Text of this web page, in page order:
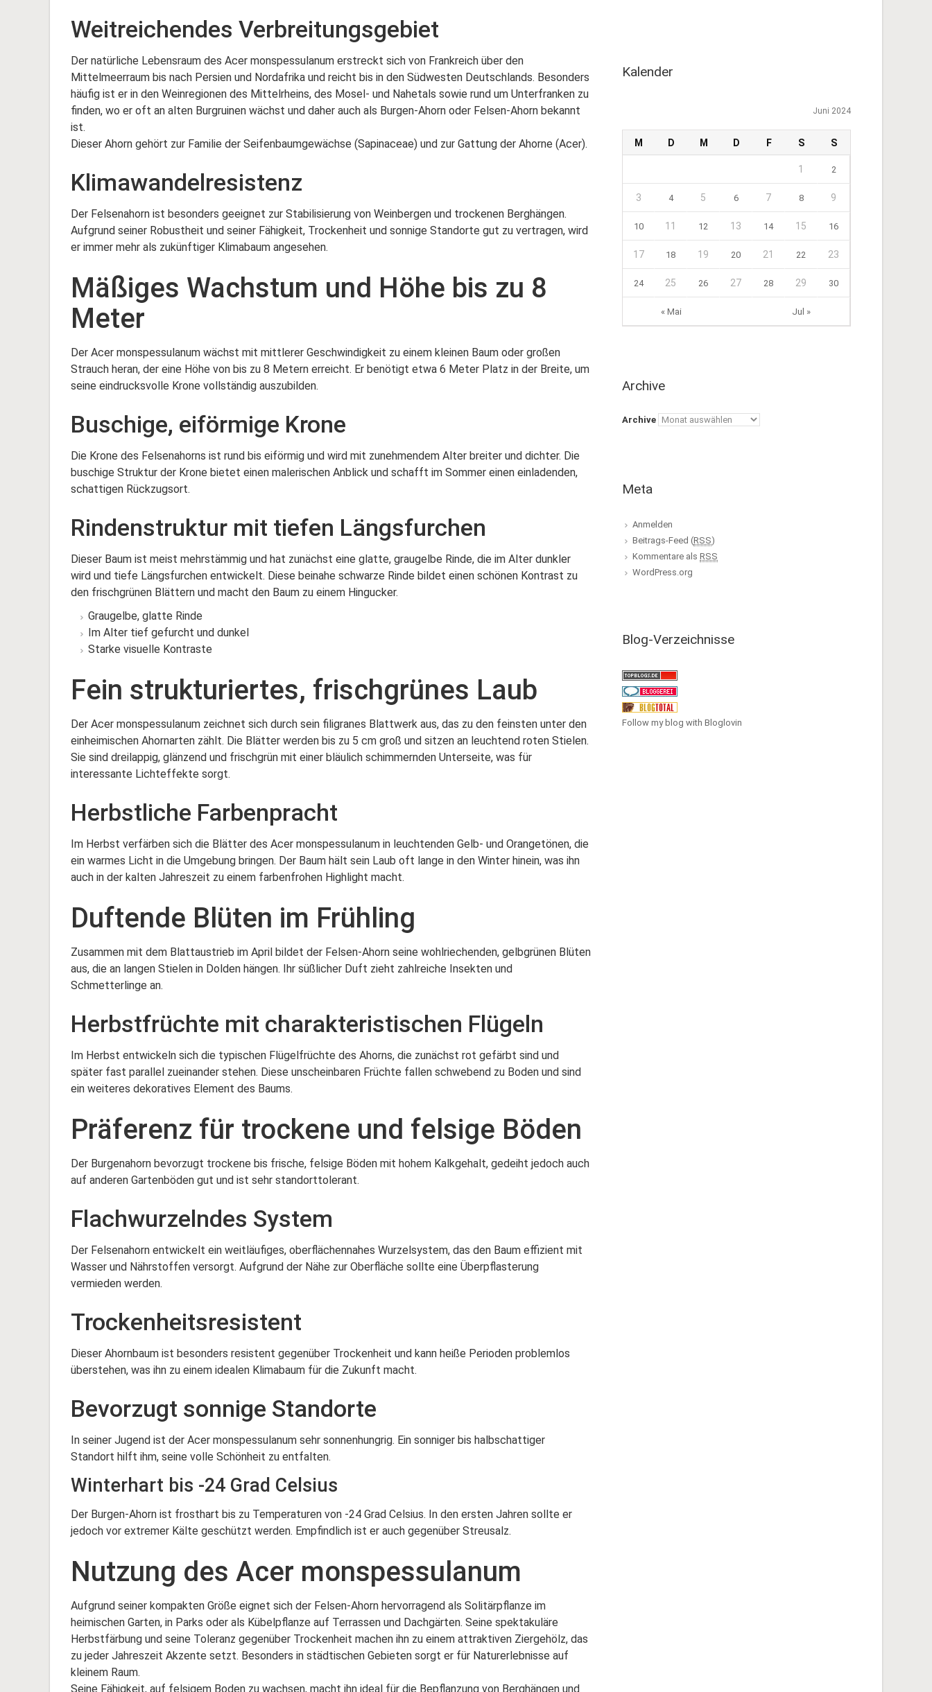
Weitreichendes Verbreitungsgebiet
Der natürliche Lebensraum des Acer monspessulanum erstreckt sich von Frankreich über den
Mittelmeerraum bis nach Persien und Nordafrika und reicht bis in den Südwesten Deutschlands. Besonders
häufig ist er in den Weinregionen des Mittelrheins, des Mosel- und Nahetals sowie rund um Unterfranken zu
finden, wo er oft an alten Burgruinen wächst und daher auch als Burgen-Ahorn oder Felsen-Ahorn bekannt
ist.
Dieser Ahorn gehört zur Familie der Seifenbaumgewächse (Sapinaceae) und zur Gattung der Ahorne (Acer).
Klimawandelresistenz
Der Felsenahorn ist besonders geeignet zur Stabilisierung von Weinbergen und trockenen Berghängen.
Aufgrund seiner Robustheit und seiner Fähigkeit, Trockenheit und sonnige Standorte gut zu vertragen, wird
er immer mehr als zukünftiger Klimabaum angesehen.
Mäßiges Wachstum und Höhe bis zu 8
Meter
Der Acer monspessulanum wächst mit mittlerer Geschwindigkeit zu einem kleinen Baum oder großen
Strauch heran, der eine Höhe von bis zu 8 Metern erreicht. Er benötigt etwa 6 Meter Platz in der Breite, um
seine eindrucksvolle Krone vollständig auszubilden.
Buschige, eiförmige Krone
Die Krone des Felsenahorns ist rund bis eiförmig und wird mit zunehmendem Alter breiter und dichter. Die
buschige Struktur der Krone bietet einen malerischen Anblick und schafft im Sommer einen einladenden,
schattigen Rückzugsort.
Rindenstruktur mit tiefen Längsfurchen
Dieser Baum ist meist mehrstämmig und hat zunächst eine glatte, graugelbe Rinde, die im Alter dunkler
wird und tiefe Längsfurchen entwickelt. Diese beinahe schwarze Rinde bildet einen schönen Kontrast zu
den frischgrünen Blättern und macht den Baum zu einem Hingucker.
Graugelbe, glatte Rinde
Im Alter tief gefurcht und dunkel
Starke visuelle Kontraste
Fein strukturiertes, frischgrünes Laub
Der Acer monspessulanum zeichnet sich durch sein filigranes Blattwerk aus, das zu den feinsten unter den
einheimischen Ahornarten zählt. Die Blätter werden bis zu 5 cm groß und sitzen an leuchtend roten Stielen.
Sie sind dreilappig, glänzend und frischgrün mit einer bläulich schimmernden Unterseite, was für
interessante Lichteffekte sorgt.
Herbstliche Farbenpracht
Im Herbst verfärben sich die Blätter des Acer monspessulanum in leuchtenden Gelb- und Orangetönen, die
ein warmes Licht in die Umgebung bringen. Der Baum hält sein Laub oft lange in den Winter hinein, was ihn
auch in der kalten Jahreszeit zu einem farbenfrohen Highlight macht.
Duftende Blüten im Frühling
Zusammen mit dem Blattaustrieb im April bildet der Felsen-Ahorn seine wohlriechenden, gelbgrünen Blüten
aus, die an langen Stielen in Dolden hängen. Ihr süßlicher Duft zieht zahlreiche Insekten und
Schmetterlinge an.
Herbstfrüchte mit charakteristischen Flügeln
Im Herbst entwickeln sich die typischen Flügelfrüchte des Ahorns, die zunächst rot gefärbt sind und
später fast parallel zueinander stehen. Diese unscheinbaren Früchte fallen schwebend zu Boden und sind
ein weiteres dekoratives Element des Baums.
Präferenz für trockene und felsige Böden
Der Burgenahorn bevorzugt trockene bis frische, felsige Böden mit hohem Kalkgehalt, gedeiht jedoch auch
auf anderen Gartenböden gut und ist sehr standorttolerant.
Flachwurzelndes System
Der Felsenahorn entwickelt ein weitläufiges, oberflächennahes Wurzelsystem, das den Baum effizient mit
Wasser und Nährstoffen versorgt. Aufgrund der Nähe zur Oberfläche sollte eine Überpflasterung
vermieden werden.
Trockenheitsresistent
Dieser Ahornbaum ist besonders resistent gegenüber Trockenheit und kann heiße Perioden problemlos
überstehen, was ihn zu einem idealen Klimabaum für die Zukunft macht.
Bevorzugt sonnige Standorte
In seiner Jugend ist der Acer monspessulanum sehr sonnenhungrig. Ein sonniger bis halbschattiger
Standort hilft ihm, seine volle Schönheit zu entfalten.
Winterhart bis -24 Grad Celsius
Der Burgen-Ahorn ist frosthart bis zu Temperaturen von -24 Grad Celsius. In den ersten Jahren sollte er
jedoch vor extremer Kälte geschützt werden. Empfindlich ist er auch gegenüber Streusalz.
Nutzung des Acer monspessulanum
Aufgrund seiner kompakten Größe eignet sich der Felsen-Ahorn hervorragend als Solitärpflanze im
heimischen Garten, in Parks oder als Kübelpflanze auf Terrassen und Dachgärten. Seine spektakuläre
Herbstfärbung und seine Toleranz gegenüber Trockenheit machen ihn zu einem attraktiven Ziergehölz, das
zu jeder Jahreszeit Akzente setzt. Besonders in städtischen Gebieten sorgt er für Naturerlebnisse auf
kleinem Raum.
Seine Fähigkeit, auf felsigem Boden zu wachsen, macht ihn ideal für die Bepflanzung von Berghängen und
Kalender
Juni 2024
M D M D F S S
« Mai Jul »
1 2
3 4 5 6 7 8 9
10 11 12 13 14 15 16
17 18 19 20 21 22 23
24 25 26 27 28 29 30
Archive
Archive
Meta
Anmelden
Beitrags-Feed (RSS)
Kommentare als RSS
WordPress.org
Blog-Verzeichnisse
Follow my blog with Bloglovin